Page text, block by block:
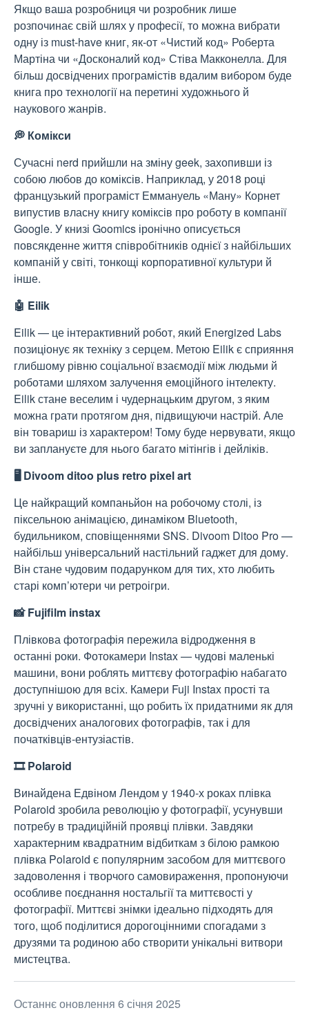
Якщо ваша розробниця чи розробник лише
розпочинає свій шлях у професії, то можна вибрати
одну із must-have книг, як-от «Чистий код» Роберта
Мартіна чи «Досконалий код» Стіва Макконелла. Для
більш досвідчених програмістів вдалим вибором буде
книга про технології на перетині художнього й
наукового жанрів.
💭 Комікси
Сучасні nerd прийшли на зміну geek, захопивши із
собою любов до коміксів. Наприклад, у 2018 році
французький програміст Еммануель «Ману» Корнет
випустив власну книгу коміксів про роботу в компанії
Google. У книзі Goomics іронічно описується
повсякденне життя співробітників однієї з найбільших
компаній у світі, тонкощі корпоративної культури й
інше.
🤖 Eilik
Eilik — це інтерактивний робот, який Energized Labs
позиціонує як техніку з серцем. Метою Eilik є сприяння
глибшому рівню соціальної взаємодії між людьми й
роботами шляхом залучення емоційного інтелекту.
Eilik стане веселим і чудернацьким другом, з яким
можна грати протягом дня, підвищуючи настрій. Але
він товариш із характером! Тому буде нервувати, якщо
ви заплануєте для нього багато мітінгів і дейліків.
🖥️ Divoom ditoo plus retro pixel art
Це найкращий компаньйон на робочому столі, із
піксельною анімацією, динаміком Bluetooth,
будильником, сповіщеннями SNS. Divoom Ditoo Pro —
найбільш універсальний настільний гаджет для дому.
Він стане чудовим подарунком для тих, хто любить
старі комп’ютери чи ретроігри.
📸 Fujifilm instax
Плівкова фотографія пережила відродження в
останні роки. Фотокамери Instax — чудові маленькі
машини, вони роблять миттєву фотографію набагато
доступнішою для всіх. Камери Fuji Instax прості та
зручні у використанні, що робить їх придатними як для
досвідчених аналогових фотографів, так і для
початківців-ентузіастів.
🎞️ Polaroid
Винайдена Едвіном Лендом у 1940-х роках плівка
Polaroid зробила революцію у фотографії, усунувши
потребу в традиційній проявці плівки. Завдяки
характерним квадратним відбиткам з білою рамкою
плівка Polaroid є популярним засобом для миттєвого
задоволення і творчого самовираження, пропонуючи
особливе поєднання ностальгії та миттєвості у
фотографії. Миттєві знімки ідеально підходять для
того, щоб поділитися дорогоцінними спогадами з
друзями та родиною або створити унікальні витвори
мистецтва.
Останнє оновлення 6 січня 2025